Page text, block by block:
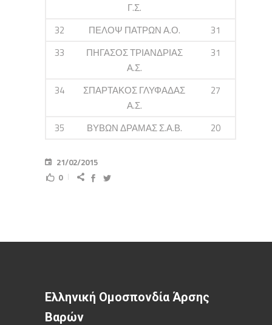
Γ.Σ.
32 ΠΕΛΟΨ ΠΑΤΡΩΝ Α.Ο.
31
33
ΠΗΓΑΣΟΣ ΤΡΙΑΝΔΡΙΑΣ
Α.Σ.
31
34
ΣΠΑΡΤΑΚΟΣ ΓΛΥΦΑΔΑΣ
Α.Σ.
27
35 ΒΥΒΩΝ ΔΡΑΜΑΣ Σ.Α.Β. 20
21/02/2015
0
Ελληνική Ομοσπονδία Άρσης
Βαρών